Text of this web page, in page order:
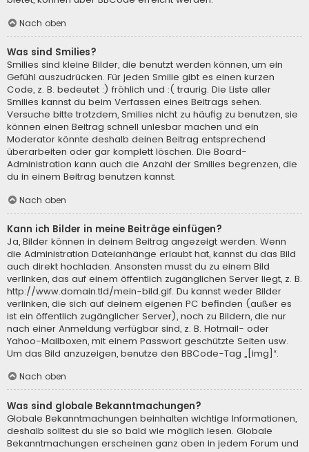
Nach oben
Was sind Smilies?
Smilies sind kleine Bilder, die benutzt werden können, um ein
Gefühl auszudrücken. Für jeden Smilie gibt es einen kurzen
Code, z. B. bedeutet :) fröhlich und :( traurig. Die Liste aller
Smilies kannst du beim Verfassen eines Beitrags sehen.
Versuche bitte trotzdem, Smilies nicht zu häufig zu benutzen, sie
können einen Beitrag schnell unlesbar machen und ein
Moderator könnte deshalb deinen Beitrag entsprechend
überarbeiten oder gar komplett löschen. Die Board-
Administration kann auch die Anzahl der Smilies begrenzen, die
du in einem Beitrag benutzen kannst.
Nach oben
Kann ich Bilder in meine Beiträge einfügen?
Ja, Bilder können in deinem Beitrag angezeigt werden. Wenn
die Administration Dateianhänge erlaubt hat, kannst du das Bild
auch direkt hochladen. Ansonsten musst du zu einem Bild
verlinken, das auf einem öffentlich zugänglichen Server liegt, z. B.
http://www.domain.tld/mein-bild.gif. Du kannst weder Bilder
verlinken, die sich auf deinem eigenen PC befinden (außer es
ist ein öffentlich zugänglicher Server), noch zu Bildern, die nur
nach einer Anmeldung verfügbar sind, z. B. Hotmail- oder
Yahoo-Mailboxen, mit einem Passwort geschützte Seiten usw.
Um das Bild anzuzeigen, benutze den BBCode-Tag „[img]“.
Nach oben
Was sind globale Bekanntmachungen?
Globale Bekanntmachungen beinhalten wichtige Informationen,
deshalb solltest du sie so bald wie möglich lesen. Globale
Bekanntmachungen erscheinen ganz oben in jedem Forum und